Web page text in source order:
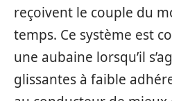
reçoivent le couple du
temps. Ce système est
une aubaine lorsqu’il
glissantes à faible